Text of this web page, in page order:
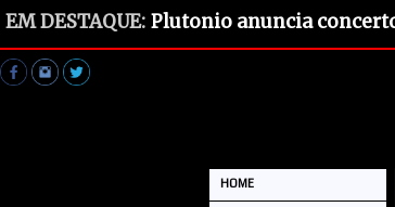
EM DESTAQUE: Plutonio anuncia
HOME